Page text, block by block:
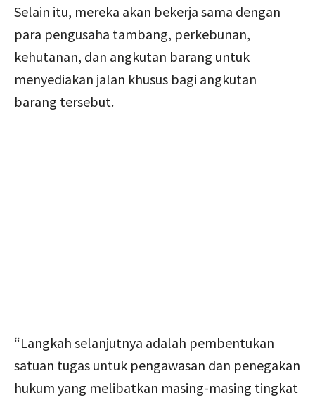
Selain itu, mereka akan bekerja sama dengan
para pengusaha tambang, perkebunan,
kehutanan, dan angkutan barang untuk
menyediakan jalan khusus bagi angkutan
barang tersebut.
“Langkah selanjutnya adalah pembentukan
satuan tugas untuk pengawasan dan penegakan
hukum yang melibatkan masing-masing tingkat